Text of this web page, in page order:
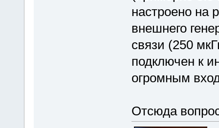
настроено на
внешнего
связи (250
подключен к
огромным
Отсюда